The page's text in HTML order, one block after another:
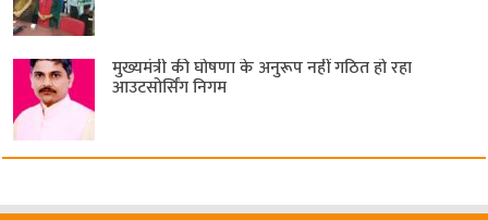
मुख्यमंत्री की घोषणा के अनुरूप नहीं गठित हो रहा
आउटसोर्सिंग निगम